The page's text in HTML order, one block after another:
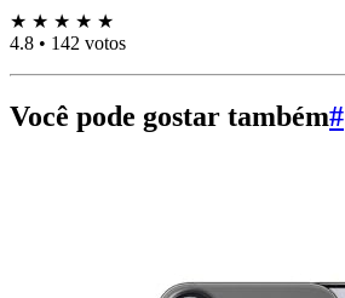
★ ★ ★ ★ ★
4.8 • 142 votos
Você pode gostar também#